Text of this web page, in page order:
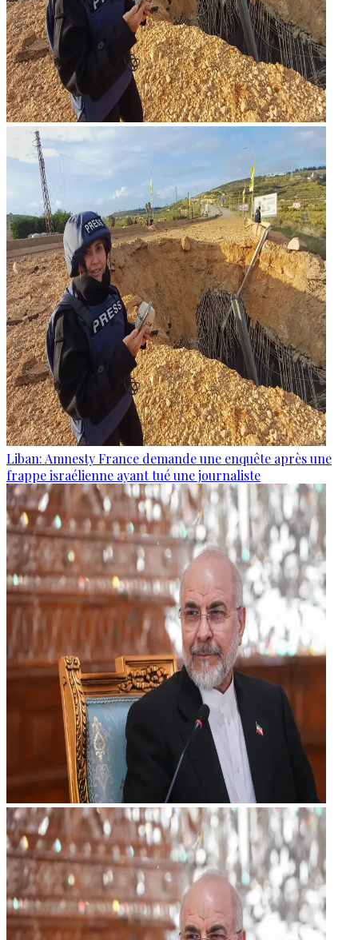
Liban: Amnesty France demande une enquête après une
frappe israélienne ayant tué une journaliste